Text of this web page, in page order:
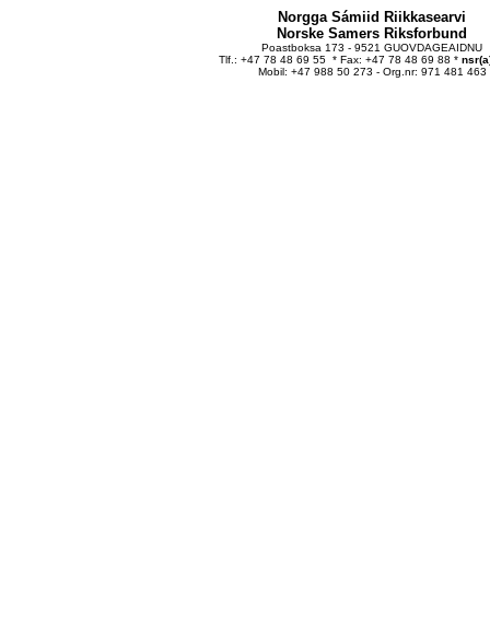
Norgga Sámiid Riikkasearvi
Norske Samers Riksforbund
Poastboksa 173 - 9521 GUOVDAGEAIDNU
Tlf.: +47 78 48 69 55 * Fax: +47 78 48 69 88 *
Mobil: +47 988 50 273 - Org.nr: 971 481 463